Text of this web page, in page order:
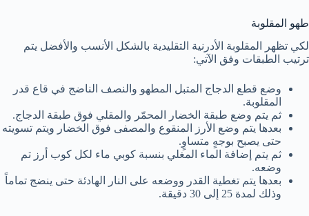
طهو المقلوبة
لكي تظهر المقلوبة الأدرنية التقليدية بالشكل الأنسب والأفضل يتم
ترتيب الطبقات وفق الآتي:
وضع قطع الدجاج المتبل المطهو والنصف الناضج في قاع قدر
المقلوبة.
ثم يتم وضع طبقة الخضار المحمّر والمقلي فوق طبقة الدجاج.
بعدها يتم وضع الأرز المنقوع والمصفى فوق الخضار ويتم تسويته
حتى يصبح بوجهٍ متساوٍ.
ثم يتم إضافة الماء المغلي بنسبة كوبي ماء لكل كوب أرز تم
وضعه.
بعدها يتم تغطية القدر ووضعه على النار الهادئة حتى ينضج تماماً
وذلك لمدة 25 إلى 30 دقيقة.